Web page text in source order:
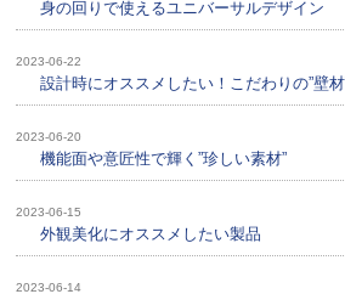
身の回りで使えるユニバーサルデザイン
2023-06-22
設計時にオススメしたい！こだわりの”壁材
2023-06-20
機能面や意匠性で輝く”珍しい素材”
2023-06-15
外観美化にオススメしたい製品
2023-06-14